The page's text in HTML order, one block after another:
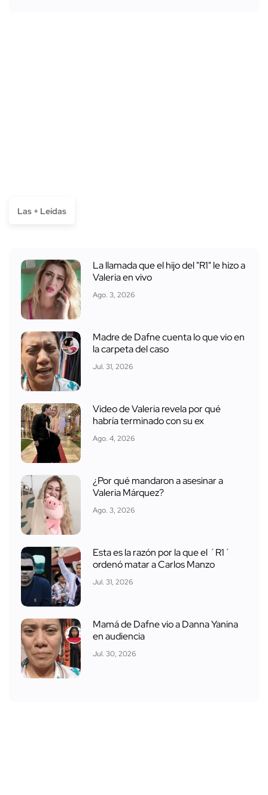
Las + Leídas
La llamada que el hijo del "R1" le hizo a
Valeria en vivo
Ago. 3, 2026
Madre de Dafne cuenta lo que vio en
la carpeta del caso
Jul. 31, 2026
Video de Valeria revela por qué
habría terminado con su ex
Ago. 4, 2026
¿Por qué mandaron a asesinar a
Valeria Márquez?
Ago. 3, 2026
Esta es la razón por la que el ´R1´
ordenó matar a Carlos Manzo
Jul. 31, 2026
Mamá de Dafne vio a Danna Yanina
en audiencia
Jul. 30, 2026